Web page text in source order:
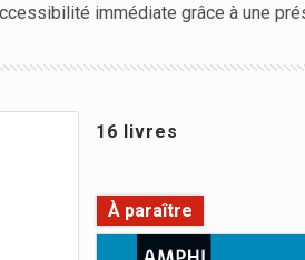
immédiate grâce à une
16 livres
À paraître